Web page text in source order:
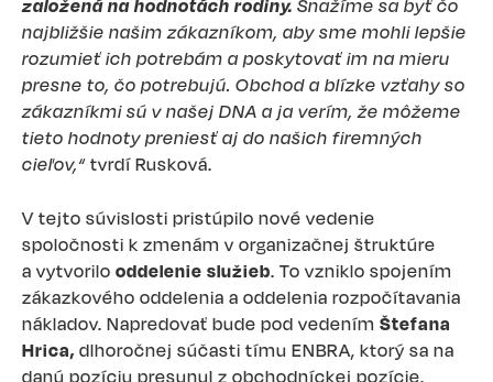
založená na hodnotách rodiny. Snažíme sa byť čo
najbližšie našim zákazníkom, aby sme mohli lepšie
rozumieť ich potrebám a poskytovať im na mieru
presne to, čo potrebujú. Obchod a blízke vzťahy so
zákazníkmi sú v našej DNA a ja verím, že môžeme
tieto hodnoty preniesť aj do našich firemných
cieľov,“ tvrdí Rusková.
V tejto súvislosti pristúpilo nové vedenie
spoločnosti k zmenám v organizačnej štruktúre
a vytvorilo oddelenie služieb. To vzniklo spojením
zákazkového oddelenia a oddelenia rozpočítavania
nákladov. Napredovať bude pod vedením Štefana
Hrica, dlhoročnej súčasti tímu ENBRA, ktorý sa na
danú pozíciu presunul z obchodníckej pozície.